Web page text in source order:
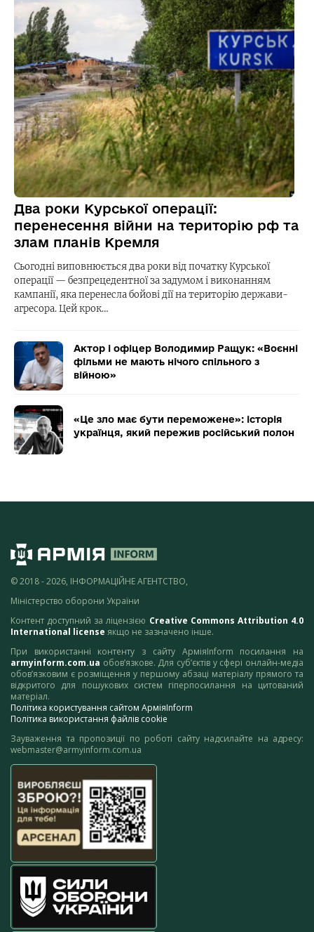
Два роки Курської операції:
перенесення війни на територію рф та
злам планів Кремля
Сьогодні виповнюється два роки від початку Курської
операції — безпрецедентної за задумом і виконанням
кампанії, яка перенесла бойові дії на територію держави-
агресора. Цей крок…
Актор і офіцер Володимир Ращук: «Воєнні
фільми не мають нічого спільного з
війною»
«Це зло має бути переможене»: історія
українця, який пережив російський полон
© 2018 - 2026, ІНФОРМАЦІЙНЕ АГЕНТСТВО,
Міністерство оборони України
Контент доступний за ліцензією Creative Commons Attribution 4.0
International license якщо не зазначено інше.
При використанні контенту з сайту АрміяInform посилання на
armyinform.com.ua обов’язкове. Для суб’єктів у сфері онлайн-медіа
обов’язковим є розміщення у першому абзаці матеріалу прямого та
відкритого для пошукових систем гіперпосилання на цитований
матеріал.
Політика користування сайтом АрміяInform
Політика використання файлів cookie
Зауваження та пропозиції по роботі сайту надсилайте на адресу:
webmaster@armyinform.com.ua